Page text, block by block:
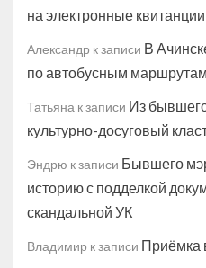
на электронные квитанции
Александр к записи В
по автобусным маршрутам
Татьяна к записи Из
культурно-досуговый
Эндрю к записи Бывшего
историю с подделкой
скандальной УК
Владимир к записи Приёмка